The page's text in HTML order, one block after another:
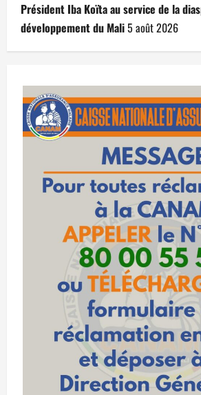
Président Iba Koïta au service de la
développement du Mali5 août 2026